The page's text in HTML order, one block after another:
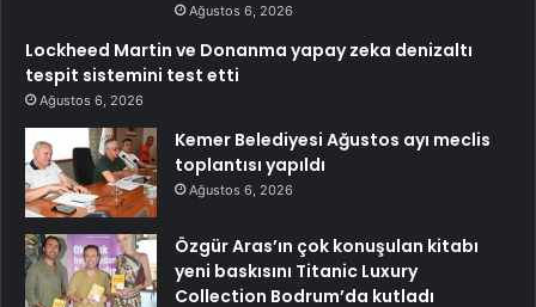
Ağustos 6, 2026
Lockheed Martin ve Donanma yapay zeka denizaltı
tespit sistemini test etti
Ağustos 6, 2026
Kemer Belediyesi Ağustos ayı meclis
toplantısı yapıldı
Ağustos 6, 2026
Özgür Aras’ın çok konuşulan kitabı
yeni baskısını Titanic Luxury
Collection Bodrum’da kutladı